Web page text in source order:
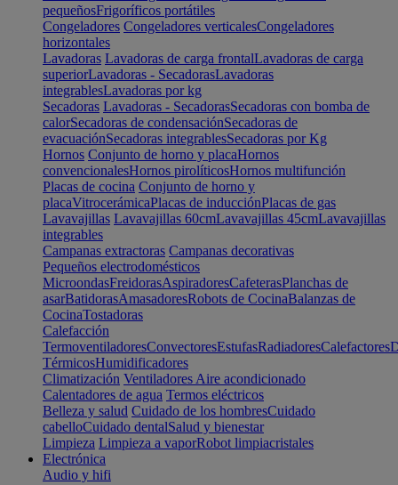
pequeñosFrigoríficos portátiles
Congeladores Congeladores verticalesCongeladores
horizontales
Lavadoras Lavadoras de carga frontalLavadoras de carga
superiorLavadoras - SecadorasLavadoras
integrablesLavadoras por kg
Secadoras Lavadoras - SecadorasSecadoras con bomba de
calorSecadoras de condensaciónSecadoras de
evacuaciónSecadoras integrablesSecadoras por Kg
Hornos Conjunto de horno y placaHornos
convencionalesHornos pirolíticosHornos multifunción
Placas de cocina Conjunto de horno y
placaVitrocerámicaPlacas de inducciónPlacas de gas
Lavavajillas Lavavajillas 60cmLavavajillas 45cmLavavajillas
integrables
Campanas extractoras Campanas decorativas
Pequeños electrodomésticos
MicroondasFreidorasAspiradoresCafeterasPlanchas de
asarBatidorasAmasadoresRobots de CocinaBalanzas de
CocinaTostadoras
Calefacción
TermoventiladoresConvectoresEstufasRadiadoresCalefactores
TérmicosHumidificadores
Climatización Ventiladores Aire acondicionado
Calentadores de agua Termos eléctricos
Belleza y salud Cuidado de los hombresCuidado
cabelloCuidado dentalSalud y bienestar
Limpieza Limpieza a vaporRobot limpiacristales
Electrónica
Audio y hifi